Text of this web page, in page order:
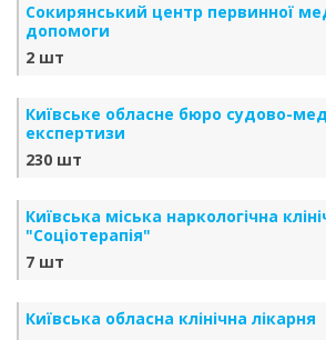
Сокирянський центр первинної
допомоги
2 шт
Київське обласне бюро судово-
експертизи
230 шт
Київська міська наркологічна
"Соціотерапія"
7 шт
Київська обласна клінічна лікарня